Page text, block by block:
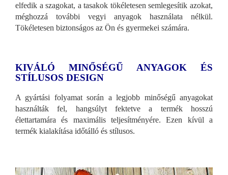
elfedik a szagokat, a tasakok tökéletesen semlegesítik azokat,
méghozzá további vegyi anyagok használata nélkül.
Tökéletesen biztonságos az Ön és gyermekei számára.
KIVÁLÓ MINŐSÉGŰ ANYAGOK ÉS
STÍLUSOS DESIGN
A gyártási folyamat során a legjobb minőségű anyagokat
használták fel, hangsúlyt fektetve a termék hosszú
élettartamára és maximális teljesítményére. Ezen kívül a
termék kialakítása időtálló és stílusos.